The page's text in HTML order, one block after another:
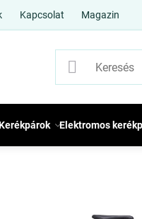
Kapcsolat Magazin
Elektromos